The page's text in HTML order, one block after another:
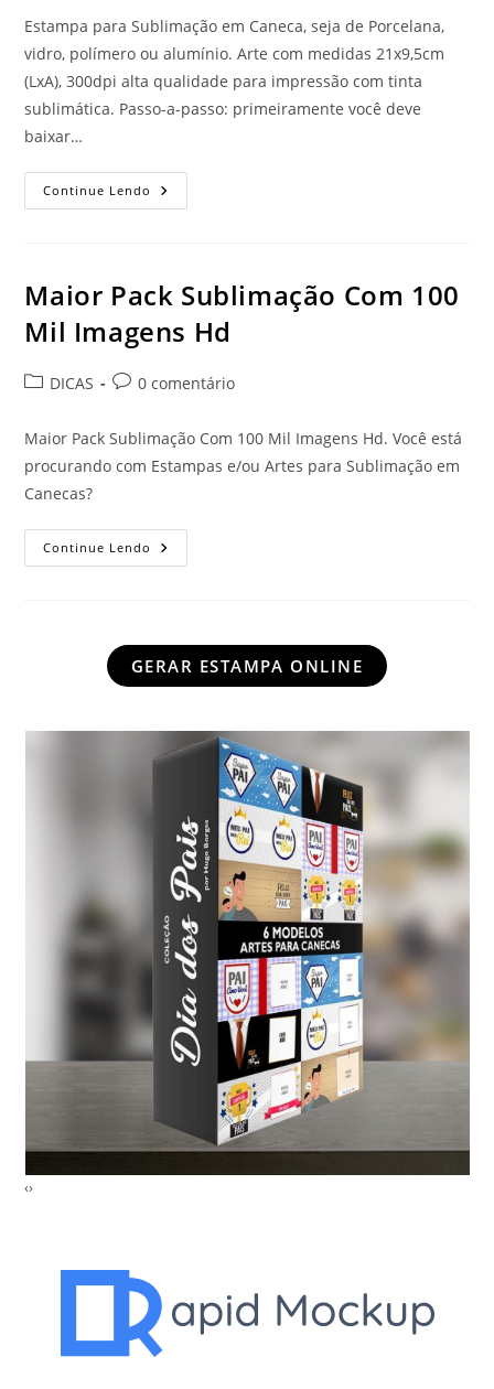
post:
Estampa para Sublimação em Caneca, seja de Porcelana,
vidro, polímero ou alumínio. Arte com medidas 21x9,5cm
(LxA), 300dpi alta qualidade para impressão com tinta
sublimática. Passo-a-passo: primeiramente você deve
baixar…
Continue Lendo PACIÊNCIA
+
Maior Pack Sublimação Com 100
Mil Imagens Hd
Categoria
post:
DICAS
Comentários
post:
0 comentário
Maior Pack Sublimação Com 100 Mil Imagens Hd. Você está
procurando com Estampas e/ou Artes para Sublimação em
Canecas?
Continue Lendo Maior
Pack
Imagens
Hd
GERAR ESTAMPA ONLINE
‹›